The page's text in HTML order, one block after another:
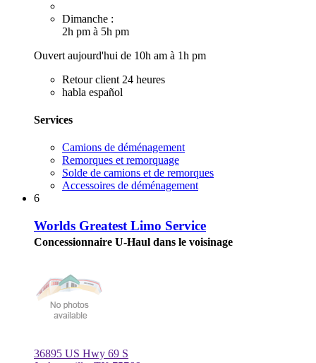
Dimanche :
2h pm à 5h pm
Ouvert aujourd'hui de 10h am à 1h pm
Retour client 24 heures
habla español
Services
Camions de déménagement
Remorques et remorquage
Solde de camions et de remorques
Accessoires de déménagement
6
Worlds Greatest Limo Service
Concessionnaire U-Haul dans le voisinage
36895 US Hwy 69 S